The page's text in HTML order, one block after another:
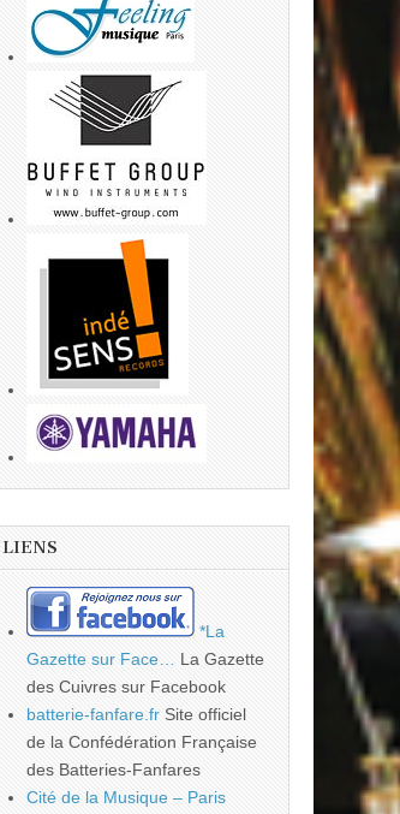
LIENS
*La
Gazette sur Face…
La Gazette
des Cuivres sur Facebook
batterie-fanfare.fr Site officiel
de la Confédération Française
des Batteries-Fanfares
Cité de la Musique – Paris